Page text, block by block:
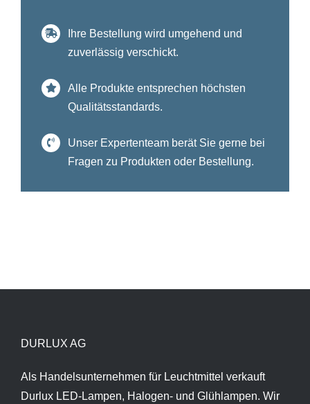
Ihre Bestellung wird umgehend und
zuverlässig verschickt.
Alle Produkte entsprechen höchsten
Qualitätsstandards.
Unser Expertenteam berät Sie gerne bei
Fragen zu Produkten oder Bestellung.
DURLUX AG
Als Handelsunternehmen für Leuchtmittel verkauft
Durlux LED-Lampen, Halogen- und Glühlampen. Wir